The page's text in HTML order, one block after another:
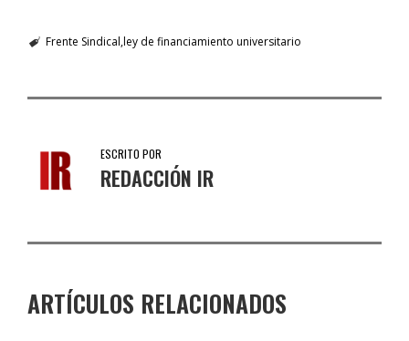
Frente Sindical ley de financiamiento universitario
ESCRITO POR
REDACCIÓN IR
ARTÍCULOS RELACIONADOS